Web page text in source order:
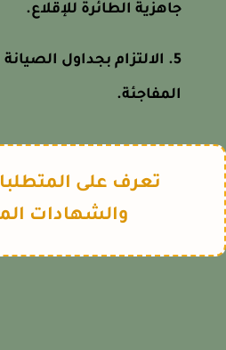
جاهزية الطائرة للإقلاع.
الالتزام بجداول الصيانة
المفاجئة.
تعرف على المتطلبات
والشهادات